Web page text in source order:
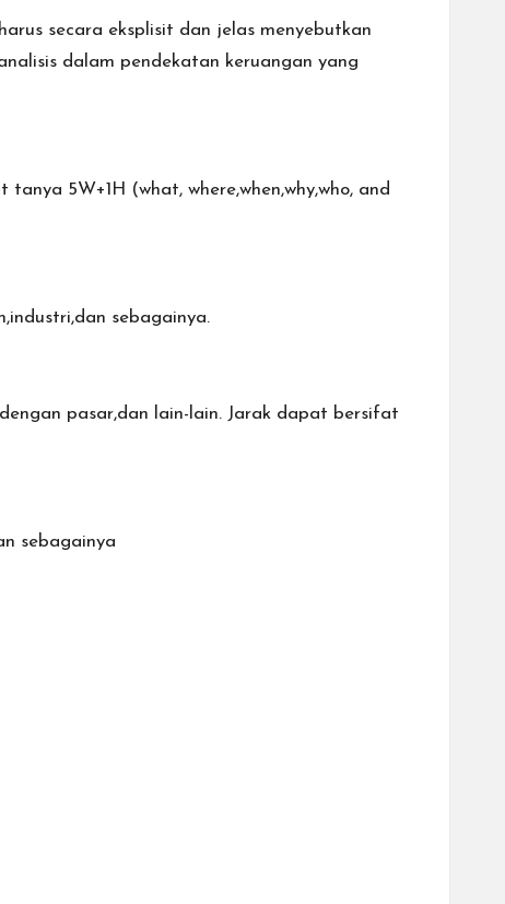
secara eksplisit dan jelas menyebutkan
dalam pendekatan keruangan yang
5W+1H (what, where,when,why,who, and
sebagainya.
pasar,dan lain-lain. Jarak dapat bersifat
sebagainya